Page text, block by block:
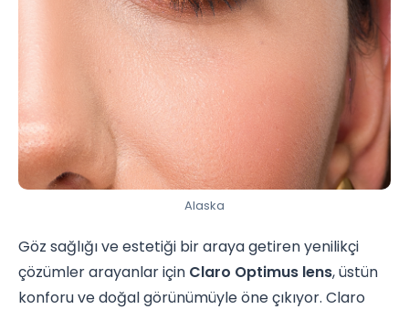
Alaska
Göz sağlığı ve estetiği bir araya getiren yenilikçi
çözümler arayanlar için Claro Optimus lens, üstün
konforu ve doğal görünümüyle öne çıkıyor. Claro